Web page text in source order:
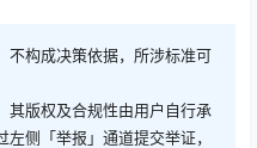
不构成决策依据，所涉标准可
其版权及合规性由用户自行承
侧「举报」通道提交举证，